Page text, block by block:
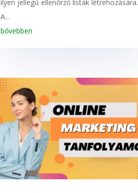
ilyen jellegű ellenőrző listák létrehozására.
A...
bővebben